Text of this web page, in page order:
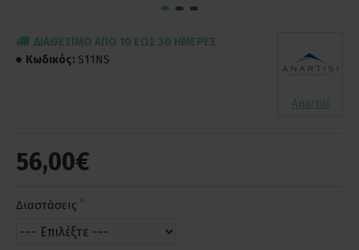
56,00€
ΔΙΑΘΈΣΙΜΟ ΑΠΌ 10 ΈΩΣ 30 ΗΜΈΡΕΣ
Κωδικός: S11NS
Anartisi
Διαστάσεις